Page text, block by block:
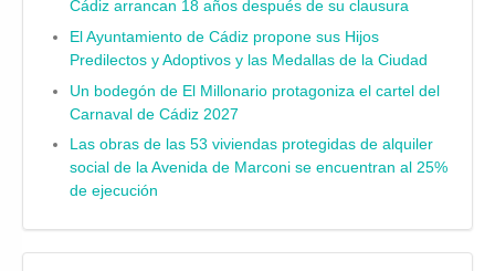
Cádiz arrancan 18 años después de su clausura
El Ayuntamiento de Cádiz propone sus Hijos
Predilectos y Adoptivos y las Medallas de la Ciudad
Un bodegón de El Millonario protagoniza el cartel del
Carnaval de Cádiz 2027
Las obras de las 53 viviendas protegidas de alquiler
social de la Avenida de Marconi se encuentran al 25%
de ejecución